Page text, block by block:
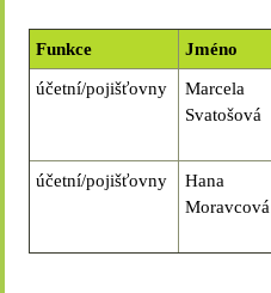
Funkce Jméno
účetní/pojišťovny
Marcela
Svatošová
účetní/pojišťovny
Hana
Moravcová